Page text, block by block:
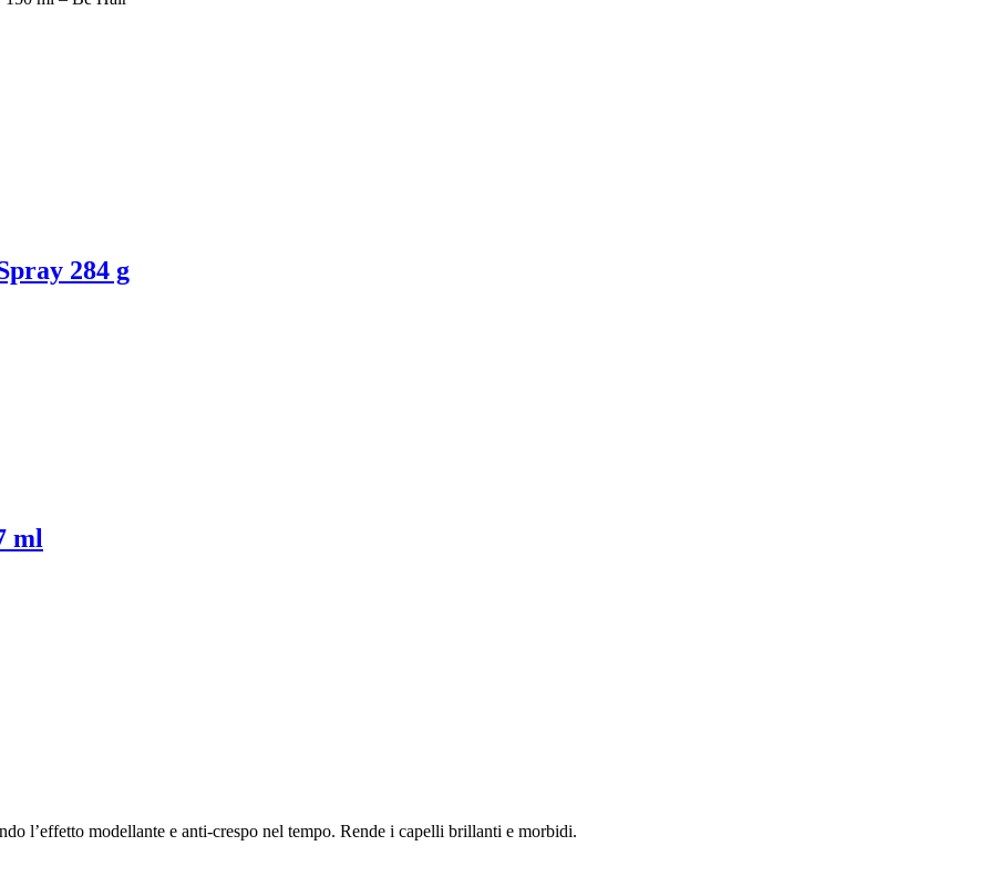
284 g
ml
l’effetto modellante e anti-crespo nel tempo. Rende i capelli brillanti e morbidi.